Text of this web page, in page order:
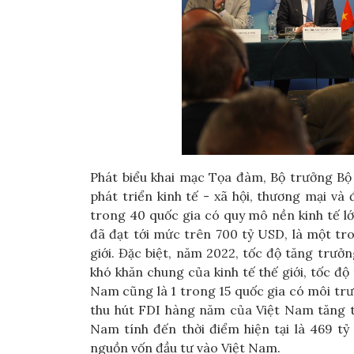
Phát biểu khai mạc Tọa đàm, Bộ trưởng
phát triển kinh tế - xã hội, thương mại và
trong 40 quốc gia có quy mô nền kinh tế
đã đạt tới mức trên 700 tỷ USD, là một
giới. Đặc biệt, năm 2022, tốc độ tăng
khó khăn chung của kinh tế thế giới, tốc
Nam cũng là 1 trong 15 quốc gia có môi
thu hút FDI hàng năm của Việt Nam
Nam tính đến thời điểm hiện tại là 469
nguồn vốn đầu tư vào Việt Nam.